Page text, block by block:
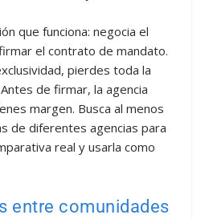
que funciona: negocia el
el contrato de mandato.
pierdes toda la
de firmar, la agencia
margen. Busca al menos
de diferentes agencias para
real y usarla como
entre comunidades